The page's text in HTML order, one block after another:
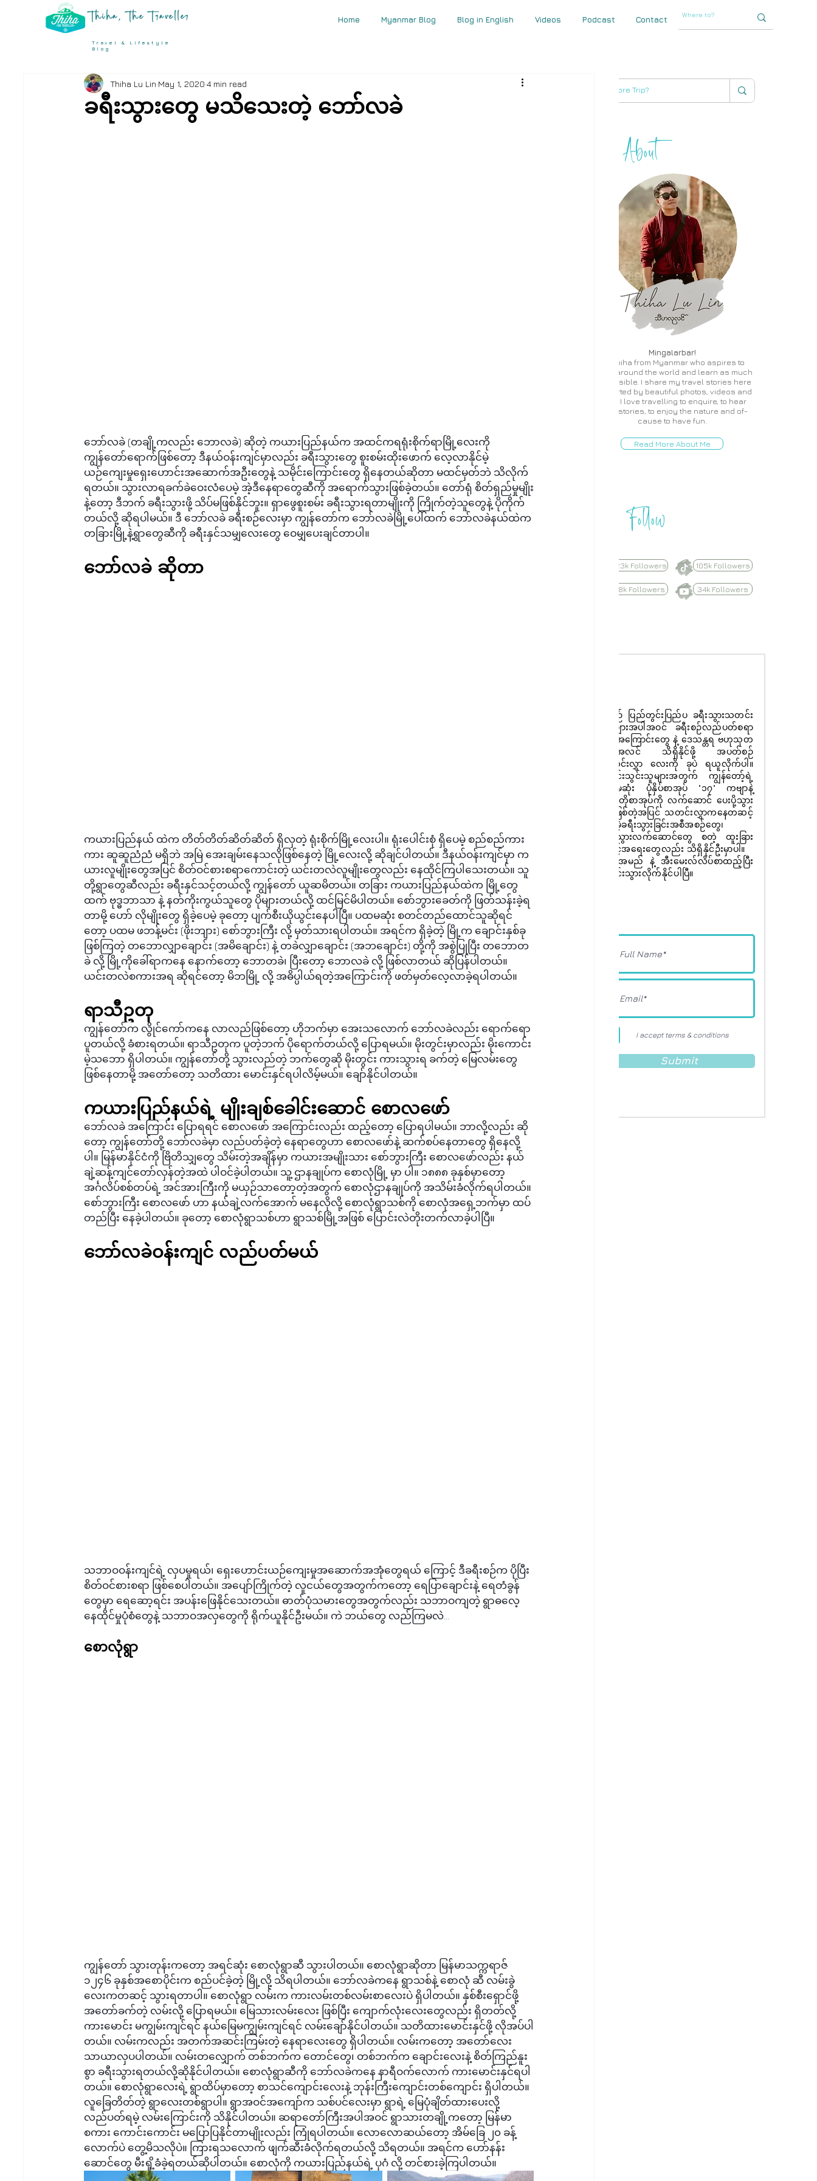
Thiha, The Traveller
Travel & Lifestyle
Blog
Home Myanmar Blog Blog in English Videos Podcast Contact
About
Mingalarbar!
I'm Thiha from Myanmar who aspires to
travel around the world and learn as much
as possible. I share my travel stories here
supported by beautiful photos, videos and
more. I love travelling to enquire, to hear
local stories, to enjoy the nature and of-
cause to have fun.
Read More About Me
Follow
623k Followers 105k Followers
8.8k Followers 34k Followers
နေ့စဉ် ပြည်တွင်းပြည်ပ ခရီးသွားသတင်း
ထူးများအပါအဝင် ခရီးစဉ်လည်ပတ်စရာ
များအကြောင်းတွေ နဲ့ ဒေသန္တရ ဗဟုသုတ
အစုံအလင် သိရှိနိုင်ဖို့ အပတ်စဉ်
သတင်းလွှာ လေးကို ခုပဲ ရယူလိုက်ပါ။
စာရင်းသွင်းသူများအတွက် ကျွန်တော့်ရဲ့
ပထမဆုံး ပုံနှိပ်စာအုပ် "၁၇" ကဗျာနဲ့
ဝတ္ထုတိုစာအုပ်ကို လက်ဆောင် ပေးပို့သွား
မှာ ဖြစ်တဲ့အပြင် သတင်းလွှာကနေတဆင့်
အခမဲ့ခရီးသွားခြင်းအစီအစဉ်တွေ၊
ခရီးသွားလက်ဆောင်တွေ စတဲ့ ထူးခြား
အခွင့်အရေးတွေလည်း သိရှိနိုင်ဦးမှာပါ။
ခုပဲ အမည် နဲ့ အီးမေးလ်လိပ်စာထည့်ပြီး
စာရင်းသွားလိုက်နိုင်ပါပြီ။
I accept terms & conditions
Submit
ခရီးသွားတွေ မသိသေးတဲ့ ဘော်လခဲ
Thiha Lu Lin May 1, 2020 4 min read
ဘော်လခဲ (တချို့ကလည်း ဘောလခဲ) ဆိုတဲ့ ကယားပြည်နယ်က အထင်ကရရုံးစိုက်ရာမြို့လေးကို
ကျွန်တော်ရောက်ဖြစ်တော့ ဒီနယ်ဝန်းကျင်မှာလည်း ခရီးသွားတွေ စူးစမ်းထိုးဖောက် လေ့လာနိုင်မဲ့
ယဉ်ကျေးမှုရှေးဟောင်းအဆောက်အဦးတွေနဲ့ သမိုင်းကြောင်းတွေ ရှိနေတယ်ဆိုတာ မထင်မှတ်ဘဲ သိလိုက်
ရတယ်။ သွားလာရခက်ခဲဝေးလံပေမဲ့ အဲ့ဒီနေရာတွေဆီကို အရောက်သွားဖြစ်ခဲ့တယ်။ တော်ရုံ စိတ်ရှည်မှုမျိုး
နဲ့တော့ ဒီဘက် ခရီးသွားဖို့ သိပ်မဖြစ်နိုင်ဘူး။ ရှာဖွေစူးစမ်း ခရီးသွားရတာမျိုးကို ကြိုက်တဲ့သူတွေနဲ့ ပိုကိုက်
တယ်လို့ ဆိုရပါမယ်။ ဒီ ဘော်လခဲ ခရီးစဉ်လေးမှာ ကျွန်တော်က ဘော်လခဲမြို့ပေါ်ထက် ဘော်လခဲနယ်ထဲက
တခြားမြို့နဲ့ရွာတွေဆီကို ခရီးနှင်သမျှလေးတွေ ဝေမျှပေးချင်တာပါ။
ဘော်လခဲ ဆိုတာ
ကယားပြည်နယ် ထဲက တိတ်တိတ်ဆိတ်ဆိတ် ရှိလှတဲ့ ရုံးစိုက်မြို့လေးပါ။ ရုံးပေါင်းစုံ ရှိပေမဲ့ စည်စည်ကား
ကား ဆူဆူညံညံ မရှိဘဲ အမြဲ အေးချမ်းနေသလိုဖြစ်နေတဲ့ မြို့လေးလို့ ဆိုချင်ပါတယ်။ ဒီနယ်ဝန်းကျင်မှာ က
ယားလူမျိုးတွေအပြင် စိတ်ဝင်စားစရာကောင်းတဲ့ ယင်းတလဲလူမျိုးတွေလည်း နေထိုင်ကြပါသေးတယ်။ သူ
တို့ရွာတွေဆီလည်း ခရီးနှင်သင့်တယ်လို့ ကျွန်တော် ယူဆမိတယ်။ တခြား ကယားပြည်နယ်ထဲက မြို့တွေ
ထက် ဗုဒ္ဓဘာသာ နဲ့ နတ်ကိုးကွယ်သူတွေ ပိုများတယ်လို့ ထင်မြင်မိပါတယ်။ စော်ဘွားခေတ်ကို ဖြတ်သန်းခဲ့ရ
တာမို့ ဟော် လိုမျိုးတွေ ရှိခဲ့ပေမဲ့ ခုတော့ ပျက်စီးယိုယွင်းနေပါပြီ။ ပထမဆုံး စတင်တည်ထောင်သူဆိုရင်
တော့ ပထမ ဖဘန့်မင်း (ဖိုးဘျား) စော်ဘွားကြီး လို့ မှတ်သားရပါတယ်။ အရင်က ရှိခဲ့တဲ့ မြို့က ချောင်းနှစ်ခု
ဖြစ်ကြတဲ့ တဘောလျှာချောင်း (အမိချောင်း) နဲ့ တခဲလျှာချောင်း (အဘချောင်း) တို့ကို အစွဲပြုပြီး တဘောတ
ခဲ လို့ မြို့ကိုခေါ်ရာကနေ နောက်တော့ ဘောတခဲ၊ ပြီးတော့ ဘောလခဲ လို့ ဖြစ်လာတယ် ဆိုပြန်ပါတယ်။
ယင်းတလဲစကားအရ ဆိုရင်တော့ မိဘမြို့ လို့ အဓိပ္ပါယ်ရတဲ့အကြောင်းကို ဖတ်မှတ်လေ့လာခဲ့ရပါတယ်။
ရာသီဥတု
ကျွန်တော်က လွိုင်ကော်ကနေ လာလည်ဖြစ်တော့ ဟိုဘက်မှာ အေးသလောက် ဘော်လခဲလည်း ရောက်ရော
ပူတယ်လို့ ခံစားရတယ်။ ရာသီဥတုက ပူတဲ့ဘက် ပိုရောက်တယ်လို့ ပြောရမယ်။ မိုးတွင်းမှာလည်း မိုးကောင်း
မဲ့သဘော ရှိပါတယ်။ ကျွန်တော်တို့ သွားလည်တဲ့ ဘက်တွေဆို မိုးတွင်း ကားသွားရ ခက်တဲ့ မြေလမ်းတွေ
ဖြစ်နေတာမို့ အတော်တော့ သတိထား မောင်းနှင်ရပါလိမ့်မယ်။ ချော်နိုင်ပါတယ်။
ကယားပြည်နယ်ရဲ့ မျိုးချစ်ခေါင်းဆောင် စောလဖော်
ဘော်လခဲ အကြောင်း ပြောရရင် စောလဖော် အကြောင်းလည်း ထည့်တော့ ပြောရပါမယ်။ ဘာလို့လည်း ဆို
တော့ ကျွန်တော်တို့ ဘော်လခဲမှာ လည်ပတ်ခဲ့တဲ့ နေရာတွေဟာ စောလဖော်နဲ့ ဆက်စပ်နေတာတွေ ရှိနေလို့
ပါ။ မြန်မာနိုင်ငံကို ဗြိတိသျှတွေ သိမ်းတဲ့အချိန်မှာ ကယားအမျိုးသား စော်ဘွားကြီး စောလဖော်လည်း နယ်
ချဲ့ဆန့်ကျင်တော်လှန်တဲ့အထဲ ပါဝင်ခဲ့ပါတယ်။ သူ့ ဌာနချုပ်က စောလုံမြို့ မှာ ပါ။ ၁၈၈၈ ခုနှစ်မှာတော့
အင်္ဂလိပ်စစ်တပ်ရဲ့ အင်အားကြီးကို မယှဉ်သာတော့တဲ့အတွက် စောလုံဌာနချုပ်ကို အသိမ်းခံလိုက်ရပါတယ်။
စော်ဘွားကြီး စောလဖော် ဟာ နယ်ချဲ့လက်အောက် မနေလိုလို့ စောလုံရွာသစ်ကို စောလုံအရှေ့ဘက်မှာ ထပ်
တည်ပြီး နေခဲ့ပါတယ်။ ခုတော့ စောလုံရွာသစ်ဟာ ရွာသစ်မြို့အဖြစ် ပြောင်းလဲတိုးတက်လာခဲ့ပါပြီ။
ဘော်လခဲဝန်းကျင် လည်ပတ်မယ်
သဘာဝဝန်းကျင်ရဲ့ လှပမှုရယ်၊ ရှေးဟောင်းယဉ်ကျေးမှုအဆောက်အအုံတွေရယ် ကြောင့် ဒီခရီးစဉ်က ပိုပြီး
စိတ်ဝင်စားစရာ ဖြစ်စေပါတယ်။ အပျော်ကြိုက်တဲ့ လူငယ်တွေအတွက်ကတော့ ရေပြာချောင်းနဲ့ ရေတံခွန်
တွေမှာ ရေဆော့ရင်း အပန်းဖြေနိုင်သေးတယ်။ ဓာတ်ပုံသမားတွေအတွက်လည်း သဘာဝကျတဲ့ ရွာဓလေ့
နေထိုင်မှုပုံစံတွေနဲ့ သဘာဝအလှတွေကို ရိုက်ယူနိုင်ဦးမယ်။ ကဲ ဘယ်တွေ လည်ကြမလဲ…
စောလုံရွာ
ကျွန်တော် သွားတုန်းကတော့ အရင်ဆုံး စောလုံရွာဆီ သွားပါတယ်။ စောလုံရွာဆိုတာ မြန်မာသက္ကရာဇ်
၁၂၄၆ ခုနှစ်အစောပိုင်းက စည်ပင်ခဲ့တဲ့ မြို့လို့ သိရပါတယ်။ ဘော်လခဲကနေ ရွာသစ်နဲ့ စောလုံ ဆီ လမ်းခွဲ
လေးကတဆင့် သွားရတာပါ။ စောလုံရွာ လမ်းက ကားလမ်းတစ်လမ်းစာလေးပဲ ရှိပါတယ်။ နှစ်စီးရှောင်ဖို့
အတော်ခက်တဲ့ လမ်းလို့ ပြောရမယ်။ မြေသားလမ်းလေး ဖြစ်ပြီး ကျောက်လုံးလေးတွေလည်း ရှိတတ်လို့
ကားမောင်း မကျွမ်းကျင်ရင် နယ်မြေမကျွမ်းကျင်ရင် လမ်းချော်နိုင်ပါတယ်။ သတိထားမောင်းနှင်ဖို့ လိုအပ်ပါ
တယ်။ လမ်းကလည်း အတက်အဆင်းကြမ်းတဲ့ နေရာလေးတွေ ရှိပါတယ်။ လမ်းကတော့ အတော်လေး
သာယာလှပပါတယ်။ လမ်းတလျှောက် တစ်ဘက်က တောင်တွေ၊ တစ်ဘက်က ချောင်းလေးနဲ့ စိတ်ကြည်နူး
စွာ ခရီးသွားရတယ်လို့ဆိုနိုင်ပါတယ်။ စောလုံရွာဆီကို ဘော်လခဲကနေ နာရီဝက်လောက် ကားမောင်းနှင်ရပါ
တယ်။ စောလုံရွာလေးရဲ့ ရွာထိပ်မှာတော့ စာသင်ကျောင်းလေးနဲ့ ဘုန်းကြီးကျောင်းတစ်ကျောင်း ရှိပါတယ်။
လူခြေတိတ်တဲ့ ရွာလေးတစ်ရွာပါ။ ရွာအဝင်အကျော်က သစ်ပင်လေးမှာ ရွာရဲ့ မြေပုံချိတ်ထားပေးလို့
လည်ပတ်ရမဲ့ လမ်းကြောင်းကို သိနိုင်ပါတယ်။ ဆရာတော်ကြီးအပါအဝင် ရွာသားတချို့ကတော့ မြန်မာ
စကား ကောင်းကောင်း မပြောပြနိုင်တာမျိုးလည်း ကြုံရပါတယ်။ လောလောဆယ်တော့ အိမ်ခြေ ၂၀ ခန့်
လောက်ပဲ တွေ့မိသလိုပဲ။ ကြားရသလောက် ဖျက်ဆီးခံလိုက်ရတယ်လို့ သိရတယ်။ အရင်က ဟော်နန်း
ဆောင်တွေ မီးရှို့ခံခဲ့ရတယ်ဆိုပါတယ်။ စောလုံကို ကယားပြည်နယ်ရဲ့ ပုဂံ လို့ တင်စားခဲ့ကြပါတယ်။